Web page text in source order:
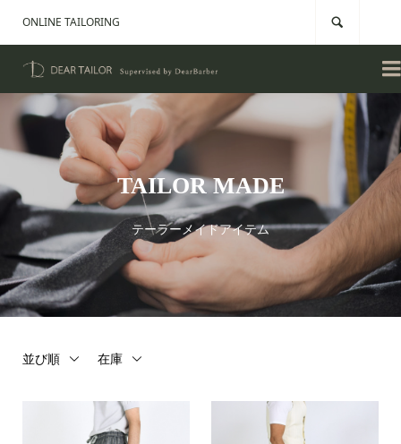
ONLINE TAILORING 

TAILOR MADE
テーラーメイドアイテム
並び順 在庫